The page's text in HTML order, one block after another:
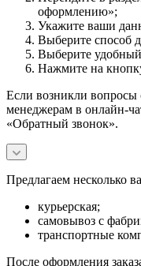
оформлению»;
Укажите ваши
Выберите способ
Выберите
Нажмите на
Если возникли вопросы
менеджерам в онлайн-
«Обратный звонок».
Предлагаем несколько
курьерская;
самовывоз с
транспортные
После оформления